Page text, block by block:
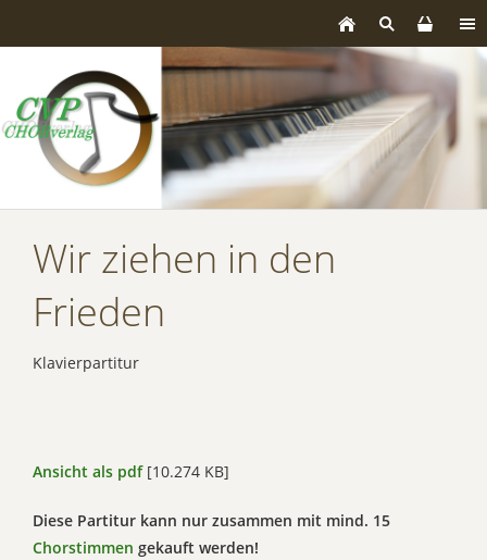
Wir ziehen in den
Frieden
Klavierpartitur
Ansicht als pdf[10.274 KB]
Diese Partitur kann nur zusammen mit mind. 15
Chorstimmen gekauft werden!